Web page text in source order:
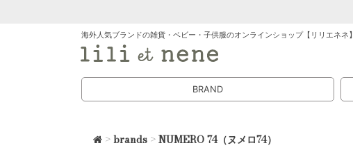
海外人気ブランドの雑貨・ベビー・子供服のオンラインショップ【リリエネネ】
BRAND
>brands >NUMERO 74（ヌメロ74）